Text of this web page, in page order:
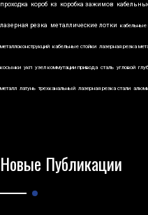
проходка короб кз коробка зажимов
лазерная резка металлические лотки кабельные
металлоконструкций кабельные стойки лазерная резка
косынки укп узел коммутации привода сталь угловой
металл латунь трехканальный лазерная резка стали
Новые Публикации